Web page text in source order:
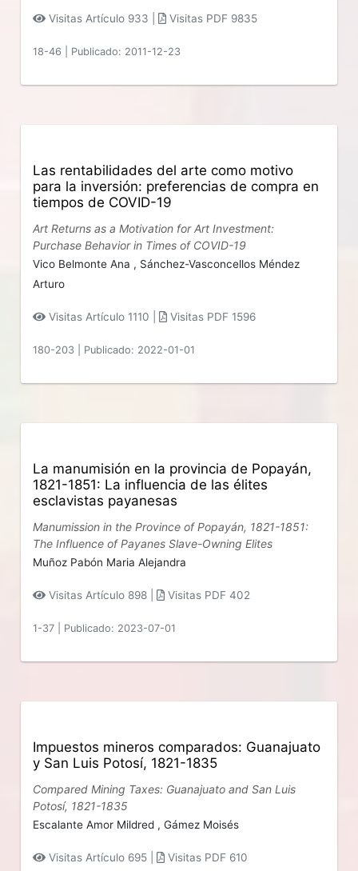
Visitas Artículo 933 | Visitas PDF 9835
18-46 Publicado: 2011-12-23
Las rentabilidades del arte como motivo
para la inversión: preferencias de compra en
tiempos de COVID-19
Art Returns as a Motivation for Art Investment:
Purchase Behavior in Times of COVID-19
Vico Belmonte Ana , Sánchez-Vasconcellos Méndez
Arturo
Visitas Artículo 1110 | Visitas PDF 1596
180-203 Publicado: 2022-01-01
La manumisión en la provincia de Popayán,
1821-1851: La influencia de las élites
esclavistas payanesas
Manumission in the Province of Popayán, 1821-1851:
The Influence of Payanes Slave-Owning Elites
Muñoz Pabón Maria Alejandra
Visitas Artículo 898 | Visitas PDF 402
1-37 Publicado: 2023-07-01
Impuestos mineros comparados: Guanajuato
y San Luis Potosí, 1821-1835
Compared Mining Taxes: Guanajuato and San Luis
Potosí, 1821-1835
Escalante Amor Mildred ,Gámez Moisés
Visitas Artículo 695 | Visitas PDF 610